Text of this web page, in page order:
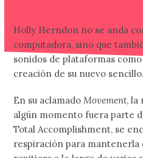
Holly Herndon no se anda
computadora, sino que
sonidos de plataformas
creación de su nuevo sencillo.
En su aclamadoMovement, la
algún momento fuera parte
Total Accomplishment, se
respiración para mantenerla